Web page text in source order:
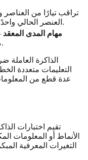
العنصر الحالي واحدًا مقدمًا قبل عدد محدد من الخطوات.
مهام المدى المعقد
مسائل رياضية بسيطة بين كل واحدة.
الذاكرة العاملة
التعليمات متعددة
عدة قطع من
تقيم اختبارات
الأنماط أو المعلومات
التغيرات المعرفية